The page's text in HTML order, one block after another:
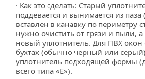
· Как это сделать: Старый
поддевается и вынимается из паза
вставлен в канавку по периметру
нужно очистить от грязи и пыли, а
новый уплотнитель. Для ПВХ окон
бухтах (обычно черный или
уплотнитель подходящей формы
всего типа «Е»).